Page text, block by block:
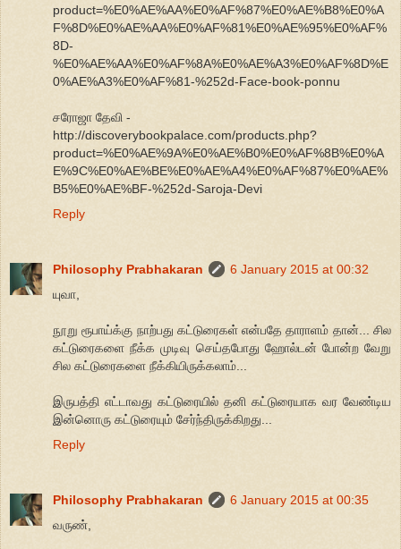
product=%E0%AE%AA%E0%AF%87%E0%AE%B8%E0%A
F%8D%E0%AE%AA%E0%AF%81%E0%AE%95%E0%AF%
8D-
%E0%AE%AA%E0%AF%8A%E0%AE%A3%E0%AF%8D%E
0%AE%A3%E0%AF%81-%252d-Face-book-ponnu
சரோஜா தேவி -
http://discoverybookpalace.com/products.php?
product=%E0%AE%9A%E0%AE%B0%E0%AF%8B%E0%A
E%9C%E0%AE%BE%E0%AE%A4%E0%AF%87%E0%AE%
B5%E0%AE%BF-%252d-Saroja-Devi
Reply
Philosophy Prabhakaran
6 January 2015 at 00:32
யுவா,
நூறு ரூபாய்க்கு நாற்பது கட்டுரைகள் என்பதே தாராளம் தான்... சில
கட்டுரைகளை நீக்க முடிவு செய்தபோது ஹோல்டன் போன்ற வேறு
சில கட்டுரைகளை நீக்கியிருக்கலாம்...
இருபத்தி எட்டாவது கட்டுரையில் தனி கட்டுரையாக வர வேண்டிய
இன்னொரு கட்டுரையும் சேர்ந்திருக்கிறது...
Reply
Philosophy Prabhakaran
6 January 2015 at 00:35
வருண்,